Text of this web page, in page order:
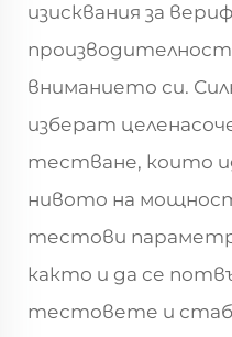
изисквания за
вниманието си.
изберат
тестване, които
нивото на
тестови
както и да се
тестовете и